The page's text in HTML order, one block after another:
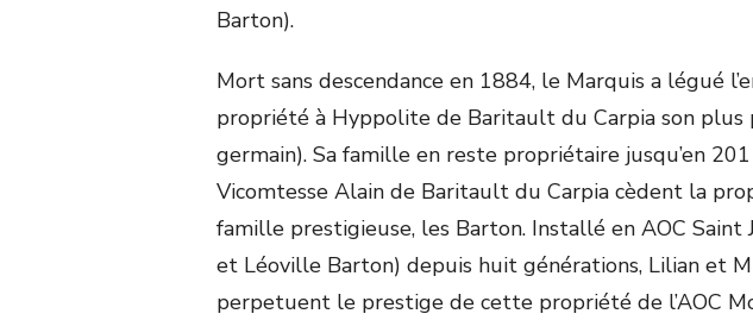
Barton).
Mort sans descendance en 1884, le Marquis a légué
propriété à Hyppolite de Baritault du Carpia son plus
germain). Sa famille en reste propriétaire jusqu’en
Vicomtesse Alain de Baritault du Carpia cèdent la
famille prestigieuse, les Barton. Installé en AOC Saint
et Léoville Barton) depuis huit générations, Lilian et
perpetuent le prestige de cette propriété de l’AOC